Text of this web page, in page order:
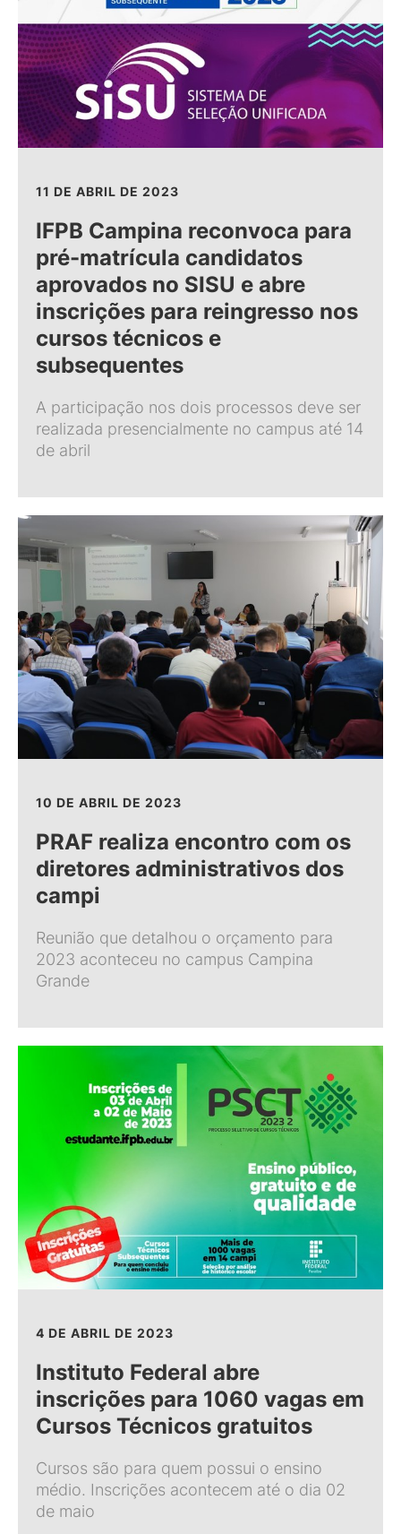
11 DE ABRIL DE 2023
IFPB Campina reconvoca para
pré-matrícula candidatos
aprovados no SISU e abre
inscrições para reingresso nos
cursos técnicos e
subsequentes
A participação nos dois processos deve ser
realizada presencialmente no campus até 14
de abril
10 DE ABRIL DE 2023
PRAF realiza encontro com os
diretores administrativos dos
campi
Reunião que detalhou o orçamento para
2023 aconteceu no campus Campina
Grande
4 DE ABRIL DE 2023
Instituto Federal abre
inscrições para 1060 vagas em
Cursos Técnicos gratuitos
Cursos são para quem possui o ensino
médio. Inscrições acontecem até o dia 02
de maio